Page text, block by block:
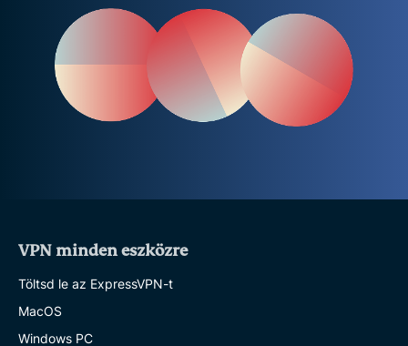
VPN minden eszközre
Töltsd le az ExpressVPN-t
MacOS
Windows PC